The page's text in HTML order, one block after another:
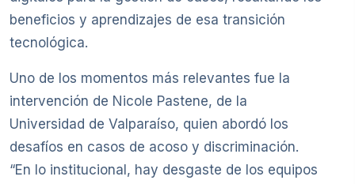
beneficios y aprendizajes de esa transición
tecnológica.
Uno de los momentos más relevantes fue la
intervención de Nicole Pastene, de la
Universidad de Valparaíso, quien abordó los
desafíos en casos de acoso y discriminación.
“En lo institucional, hay desgaste de los equipos